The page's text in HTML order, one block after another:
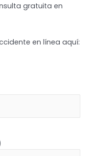
gratuita en
en línea aquí: